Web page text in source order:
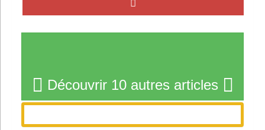
Découvrir 10 autres articles